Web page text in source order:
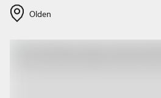
Olden